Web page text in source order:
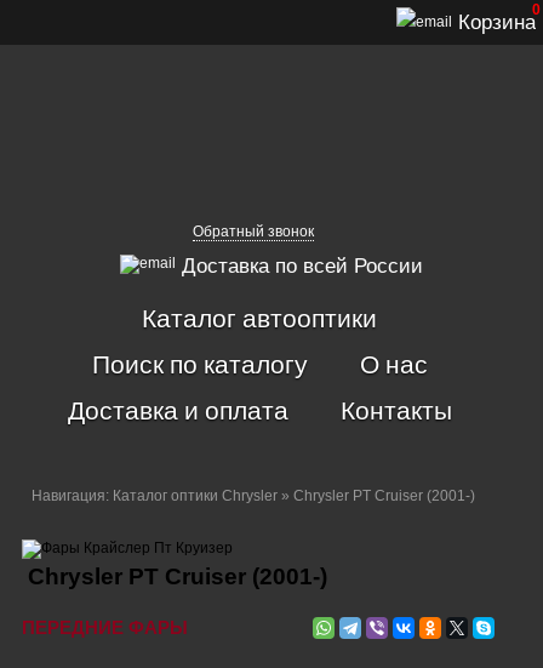
Обратный звонок
Доставка по всей России
Корзина
0
Каталог автооптики
Поиск по каталогу
О нас
Доставка и оплата
Контакты
Навигация: Каталог оптики Chrysler» Chrysler PT Cruiser (2001-)
Chrysler PT Cruiser (2001-)
ПЕРЕДНИЕ ФАРЫ